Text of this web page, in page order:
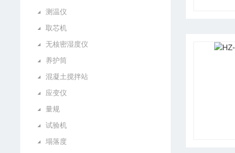
测温仪
取芯机
无核密湿度仪
养护筒
混凝土搅拌站
应变仪
量规
试验机
塌落度